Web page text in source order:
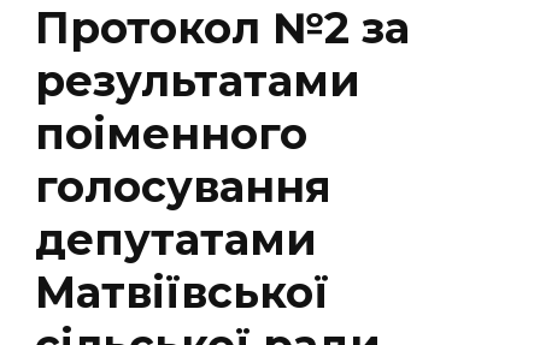
Протокол №2 за
результатами
поіменного
голосування
депутатами
Матвіївської